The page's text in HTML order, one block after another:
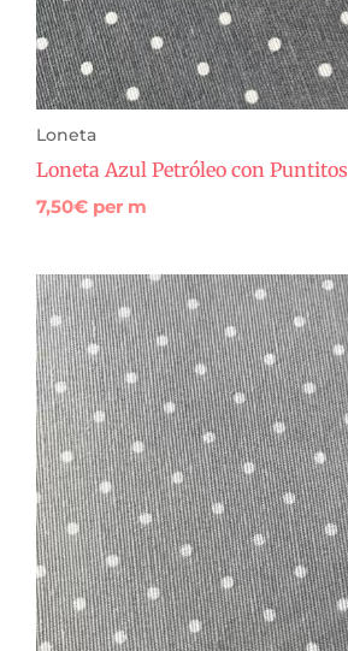
Loneta
Loneta Azul Petróleo con Puntitos
7,50€ per m